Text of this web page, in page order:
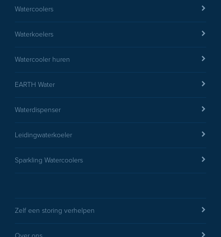
Watercoolers
Waterkoelers
Watercooler huren
EARTH Water
Waterdispenser
Leidingwaterkoeler
Sparkling Watercoolers
Zelf een storing verhelpen